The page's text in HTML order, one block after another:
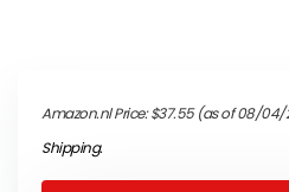
Amazon.nl Price:$37.55(as of 08/04/
Shipping.